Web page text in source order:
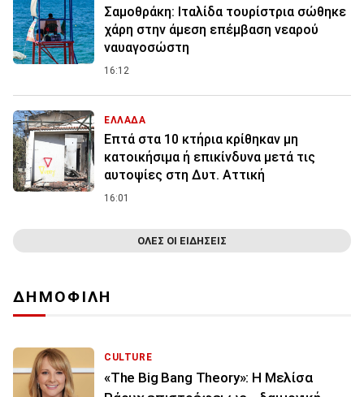
Σαμοθράκη: Ιταλίδα τουρίστρια σώθηκε
χάρη στην άμεση επέμβαση νεαρού
ναυαγοσώστη
16:12
ΕΛΛΑΔΑ
Επτά στα 10 κτήρια κρίθηκαν μη
κατοικήσιμα ή επικίνδυνα μετά τις
αυτοψίες στη Δυτ. Αττική
16:01
ΟΛΕΣ ΟΙ ΕΙΔΗΣΕΙΣ
ΔΗΜΟΦΙΛΗ
CULTURE
«The Big Bang Theory»: Η Μελίσα